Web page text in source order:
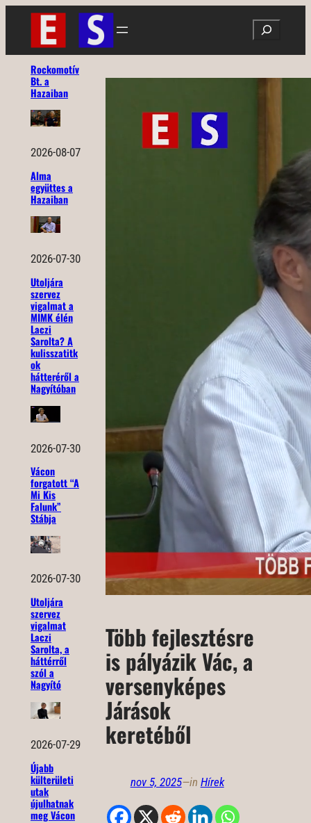
Ugrás
tartalomhoz
Search
Rockomotív
Bt. a
Hazaiban
2026-08-07
Alma
együttes a
Hazaiban
2026-07-30
Utoljára
szervez
vigalmat a
MIMK élén
Laczi
Sarolta? A
kulisszatitk
ok
hátteréről a
Nagyítóban
2026-07-30
Vácon
forgatott “A
Mi Kis
Falunk”
Stábja
2026-07-30
Utoljára
szervez
vigalmat
Laczi
Sarolta, a
háttérről
szól a
Nagyító
2026-07-29
Újabb
külterületi
utak
újulhatnak
meg Vácon
Több fejlesztésre
is pályázik Vác, a
versenyképes
Járások
keretéből
nov 5, 2025—in Hírek